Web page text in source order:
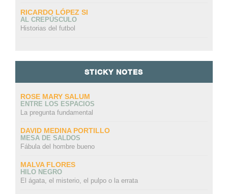
RICARDO LÓPEZ SI
AL CREPÚSCULO
Historias del futbol
STICKY NOTES
ROSE MARY SALUM
ENTRE LOS ESPACIOS
La pregunta fundamental
DAVID MEDINA PORTILLO
MESA DE SALDOS
Fábula del hombre bueno
MALVA FLORES
HILO NEGRO
El ágata, el misterio, el pulpo o la errata